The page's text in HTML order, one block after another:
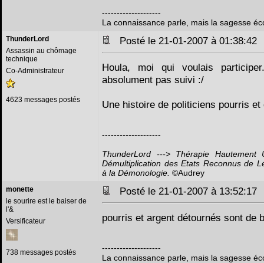
--------------------
La connaissance parle, mais la sagesse
ThunderLord
Assassin au chômage
technique
Co-Administrateur
4623 messages postés
Posté le 21-01-2007 à
Houla, moi qui voulais
absolument pas suivi :/
Une histoire de politiciens pourris et
--------------------
ThunderLord ---> Thérapie Hautement
Démultiplication des Etats Reconnus de
à la Démonologie. ©Audrey
monette
le sourire est le baiser de
l'&
Versificateur
738 messages postés
Posté le 21-01-2007 à
pourris et argent détournés sont de
--------------------
La connaissance parle, mais la sagesse